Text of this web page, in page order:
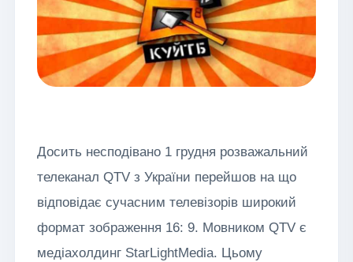
Досить несподівано 1 грудня розважальний
телеканал QTV з України перейшов на що
відповідає сучасним телевізорів широкий
формат зображення 16: 9. Мовником QTV є
медіахолдинг StarLightMedia. Цьому